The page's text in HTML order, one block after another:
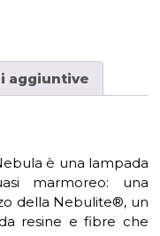
aggiuntive
è una lampada
marmoreo: una
della Nebulite®, un
resine e fibre che